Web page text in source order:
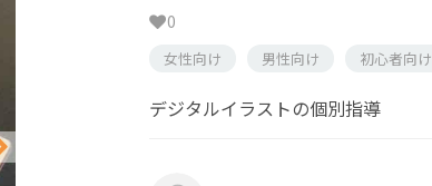
0
女性向け 男性向け 初心者向け
デジタルイラストの個別指導